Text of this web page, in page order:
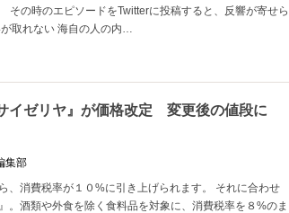
その時のエピソードをTwitterに投稿すると、反響が寄せら
取れない 海自の人の内…
イゼリヤ』が価格改定 変更後の値段に
集部
、消費税率が１０%に引き上げられます。 それに合わせ
。酒類や外食を除く食料品を対象に、消費税率を８%のま